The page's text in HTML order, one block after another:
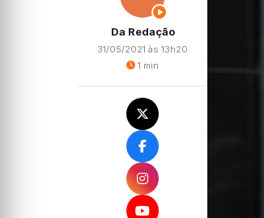
Da Redação
31/05/2021 às 13h20
1 min